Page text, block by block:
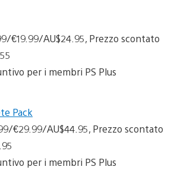
€19.99/AU$24.95, Prezzo scontato
per i membri PS Plus
Pack
€29.99/AU$44.95, Prezzo scontato
per i membri PS Plus